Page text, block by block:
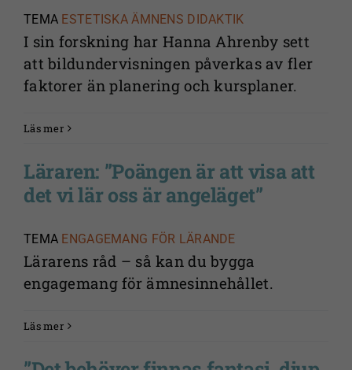
TEMA ESTETISKA ÄMNENS DIDAKTIK
I sin forskning har Hanna Ahrenby sett
att bildundervisningen påverkas av fler
faktorer än planering och kursplaner.
Läs mer
Läraren: ”Poängen är att visa att
det vi lär oss är angeläget”
TEMA ENGAGEMANG FÖR LÄRANDE
Lärarens råd – så kan du bygga
engagemang för ämnesinnehållet.
Läs mer